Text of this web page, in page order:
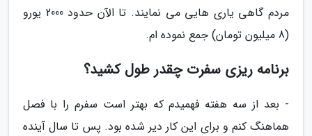
مردم گاهی یاری هایی می نمایند. تا الآن حدود 2000 یورو
(8 میلیون تومان) جمع نموده ام.
برنامه ریزی سفرت چقدر طول کشید؟
- بعد از سه هفته فهمیدم که بهتر است سفرم را با فصل
هماهنگ کنم و برای این کار دیر شده بود. پس تا سال آینده